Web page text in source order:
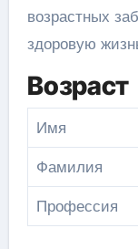
возрастных
здоровую
Возраст
Имя
Фамилия
Профессия